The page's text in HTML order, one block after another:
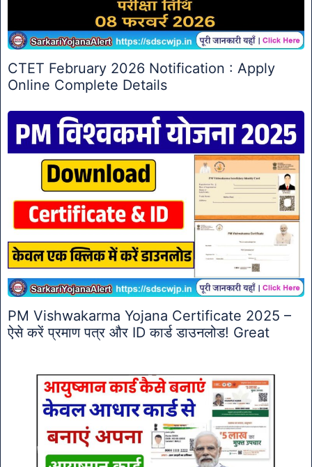
CTET February 2026 Notification : Apply
Online Complete Details
PM Vishwakarma Yojana Certificate 2025 –
ऐसे करें प्रमाण पत्र और ID कार्ड डाउनलोड! Great